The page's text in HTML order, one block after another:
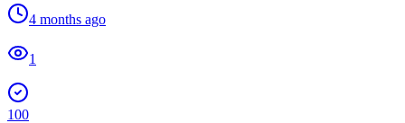
4 months ago
1
100